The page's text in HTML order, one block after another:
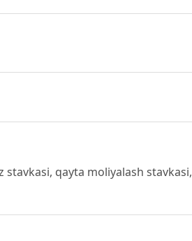
qayta moliyalash stavkasi,